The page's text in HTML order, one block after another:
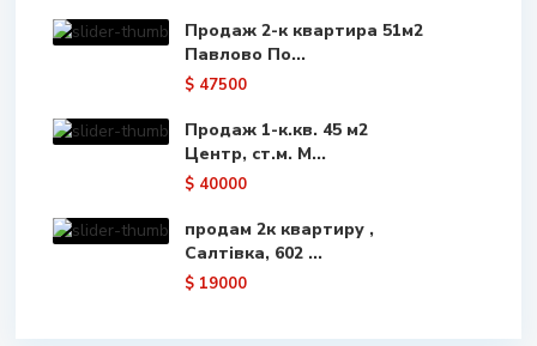
Продаж 2-к квартира 51м2
Павлово По...
$ 47500
Продаж 1-к.кв. 45 м2
Центр, ст.м. М...
$ 40000
продам 2к квартиру ,
Салтівка, 602 ...
$ 19000